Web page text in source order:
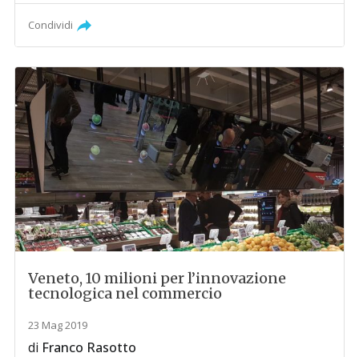
Condividi
Veneto, 10 milioni per l’innovazione
tecnologica nel commercio
23 Mag 2019
di Franco Rasotto